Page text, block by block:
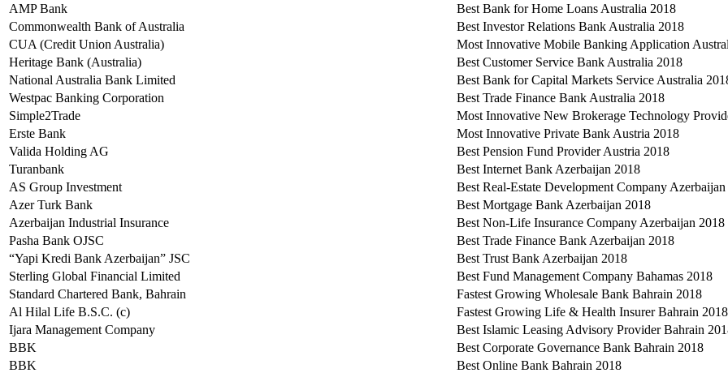
AMP Bank
Best Bank for Home Loans Australia 2018
Commonwealth Bank of Australia
Best Investor Relations Bank Australia 2018
CUA (Credit Union Australia)
Most Innovative Mobile Banking Application
Heritage Bank (Australia)
Best Customer Service Bank Australia 2018
National Australia Bank Limited
Best Bank for Capital Markets Service Australia
Westpac Banking Corporation
Best Trade Finance Bank Australia 2018
Simple2Trade
Most Innovative New Brokerage Technology
Erste Bank
Most Innovative Private Bank Austria 2018
Valida Holding AG
Best Pension Fund Provider Austria 2018
Turanbank
Best Internet Bank Azerbaijan 2018
AS Group Investment
Best Real-Estate Development Company
Azer Turk Bank
Best Mortgage Bank Azerbaijan 2018
Azerbaijan Industrial Insurance
Best Non-Life Insurance Company Azerbaijan 2018
Pasha Bank OJSC
Best Trade Finance Bank Azerbaijan 2018
“Yapi Kredi Bank Azerbaijan” JSC
Best Trust Bank Azerbaijan 2018
Sterling Global Financial Limited
Best Fund Management Company Bahamas 2018
Standard Chartered Bank, Bahrain
Fastest Growing Wholesale Bank Bahrain 2018
Al Hilal Life B.S.C. (c)
Fastest Growing Life & Health Insurer Bahrain 2018
Ijara Management Company
Best Islamic Leasing Advisory Provider Bahrain
BBK
Best Corporate Governance Bank Bahrain 2018
BBK
Best Online Bank Bahrain 2018